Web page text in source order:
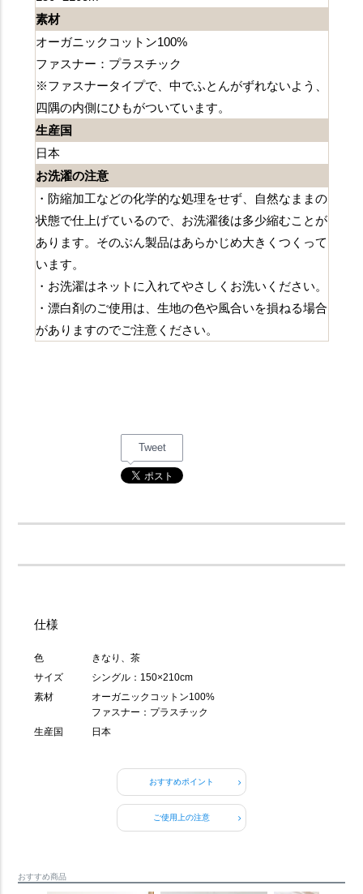
素材
オーガニックコットン100%
ファスナー：プラスチック
※ファスナータイプで、中でふとんがずれないよう、
四隅の内側にひもがついています。
生産国
日本
お洗濯の注意
・防縮加工などの化学的な処理をせず、自然なままの
状態で仕上げているので、お洗濯後は多少縮むことが
あります。そのぶん製品はあらかじめ大きくつくって
います。
・お洗濯はネットに入れてやさしくお洗いください。
・漂白剤のご使用は、生地の色や風合いを損ねる場合
がありますのでご注意ください。
Tweet
おすすめポイント
ご使用上の注意
仕様
色
きなり、茶
サイズ
シングル：150×210cm
素材
オーガニックコットン100%
ファスナー：プラスチック
生産国
日本
おすすめ商品